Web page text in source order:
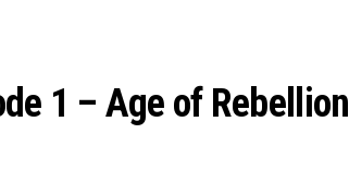
1 – Age of Rebellion